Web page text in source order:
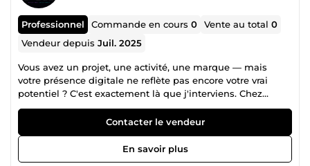
Professionnel Commande en cours0 Vente au total0
Vendeur depuisJuil. 2025
Vous avez un projet, une activité, une marque — mais
votre présence digitale ne reflète pas encore votre vrai
potentiel ? C'est exactement là que j'interviens. Chez
VibeAndScale, j'accompagne les entrepreneurs,
indépendants, commerçants et TPE qui veulent exister sur
le web, attirer des clients et développer leurs ventes, sans
se perdre dans la technique ou perdre leur temps sur les
réseaux. 🌐 Création de sites web Je conçois des sites
Contacter le vendeur
En savoir plus